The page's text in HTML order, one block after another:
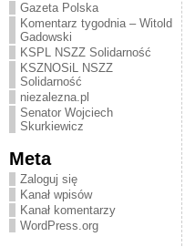
Gazeta Polska
Komentarz tygodnia – Witold
Gadowski
KSPL NSZZ Solidarność
KSZNOSiL NSZZ
Solidarność
niezalezna.pl
Senator Wojciech
Skurkiewicz
Meta
Zaloguj się
Kanał wpisów
Kanał komentarzy
WordPress.org